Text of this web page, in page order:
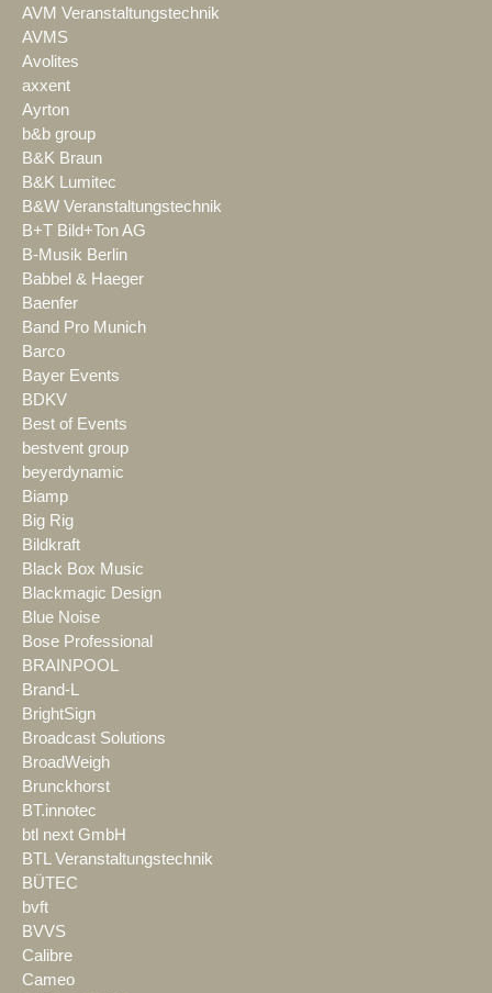
AVM Veranstaltungstechnik
AVMS
Avolites
axxent
Ayrton
b&b group
B&K Braun
B&K Lumitec
B&W Veranstaltungstechnik
B+T Bild+Ton AG
B-Musik Berlin
Babbel & Haeger
Baenfer
Band Pro Munich
Barco
Bayer Events
BDKV
Best of Events
bestvent group
beyerdynamic
Biamp
Big Rig
Bildkraft
Black Box Music
Blackmagic Design
Blue Noise
Bose Professional
BRAINPOOL
Brand-L
BrightSign
Broadcast Solutions
BroadWeigh
Brunckhorst
BT.innotec
btl next GmbH
BTL Veranstaltungstechnik
BÜTEC
bvft
BVVS
Calibre
Cameo